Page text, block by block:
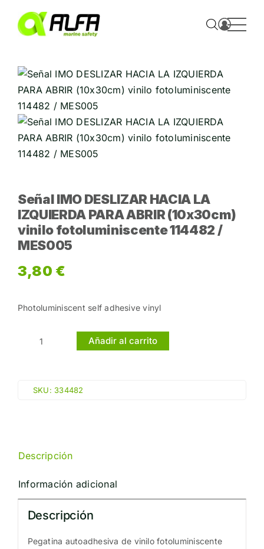
content
Señal IMO DESLIZAR HACIA LA
IZQUIERDA PARA ABRIR (10x30cm)
vinilo fotoluminiscente 114482 /
MES005
3,80 €
Photoluminiscent self adhesive vinyl
Señal
HACIA
ABRIR
vinilo
fotoluminiscente
114482
/
Añadir al carrito
SKU: 334482
Descripción
Información adicional
Descripción
Pegatina autoadhesiva de vinilo fotoluminiscente